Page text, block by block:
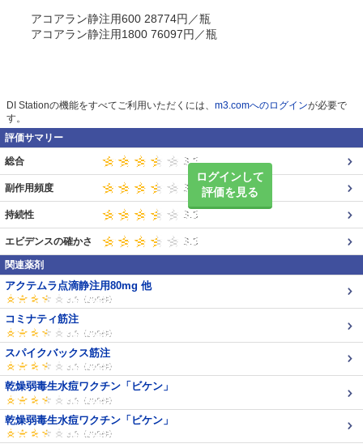
アコアラン静注用600 28774円／瓶
アコアラン静注用1800 76097円／瓶
DI Stationの機能をすべてご利用いただくには、 m3.comへのログインが必要で
す。
評価サマリー
ログインして
評価を見る
総合
副作用頻度
持続性
エビデンスの確かさ
関連薬剤
アクテムラ点滴静注用80mg 他
コミナティ筋注
スパイクバックス筋注
乾燥弱毒生水痘ワクチン「ビケン」
乾燥弱毒生水痘ワクチン「ビケン」